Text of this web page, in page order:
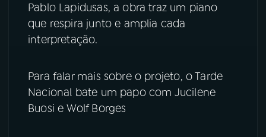
Pablo Lapidusas, a obra traz um piano
que respira junto e amplia cada
interpretação.
Para falar mais sobre o projeto, o Tarde
Nacional bate um papo com Jucilene
Buosi e Wolf Borges